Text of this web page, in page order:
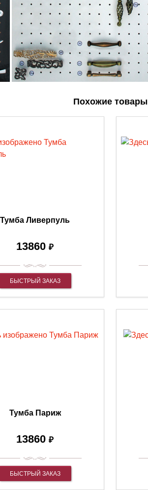
Похожие товары
Тумба Ливерпуль
13860 ₽
БЫСТРЫЙ ЗАКАЗ
Тумба Париж
13860 ₽
БЫСТРЫЙ ЗАКАЗ